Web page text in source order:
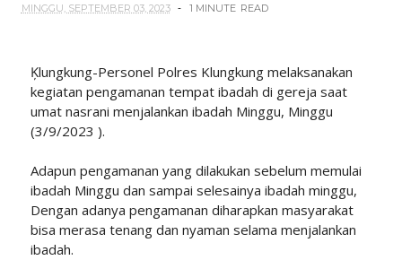
MINGGU, SEPTEMBER 03, 2023 1 MINUTE READ
Ķlungkung-Personel Polres Klungkung melaksanakan
kegiatan pengamanan tempat ibadah di gereja saat
umat nasrani menjalankan ibadah Minggu, Minggu
(3/9/2023 ).
Adapun pengamanan yang dilakukan sebelum memulai
ibadah Minggu dan sampai selesainya ibadah minggu,
Dengan adanya pengamanan diharapkan masyarakat
bisa merasa tenang dan nyaman selama menjalankan
ibadah.